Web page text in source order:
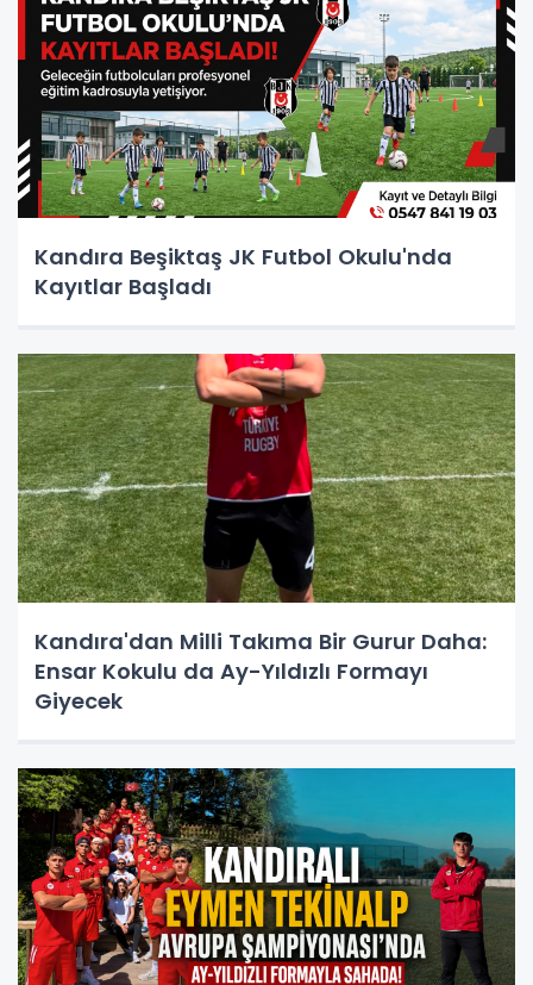
Kandıra Beşiktaş JK Futbol Okulu'nda
Kayıtlar Başladı
Kandıra'dan Milli Takıma Bir Gurur Daha:
Ensar Kokulu da Ay-Yıldızlı Formayı
Giyecek